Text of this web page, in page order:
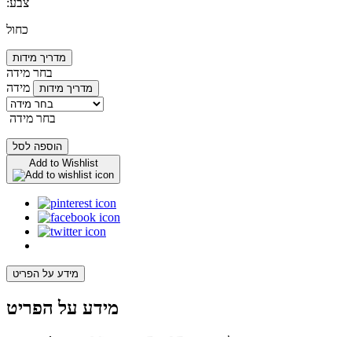
:צבע
כחול
מדריך מידות
בחר מידה
מידה
מדריך מידות
בחר מידה
הוספה לסל
Add to Wishlist
מידע על הפריט
מידע על הפריט